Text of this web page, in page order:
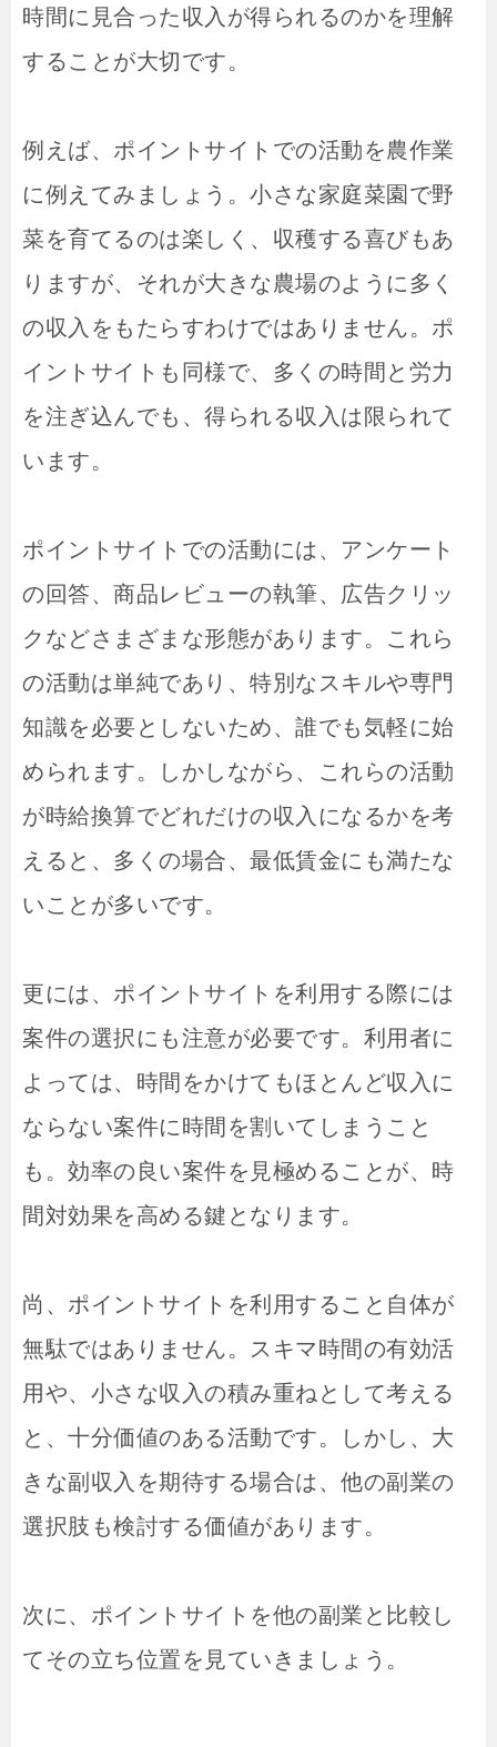
時間に見合った収入が得られるのかを理解
することが大切です。
例えば、ポイントサイトでの活動を農作業
に例えてみましょう。小さな家庭菜園で野
菜を育てるのは楽しく、収穫する喜びもあ
りますが、それが大きな農場のように多く
の収入をもたらすわけではありません。ポ
イントサイトも同様で、多くの時間と労力
を注ぎ込んでも、得られる収入は限られて
います。
ポイントサイトでの活動には、アンケート
の回答、商品レビューの執筆、広告クリッ
クなどさまざまな形態があります。これら
の活動は単純であり、特別なスキルや専門
知識を必要としないため、誰でも気軽に始
められます。しかしながら、これらの活動
が時給換算でどれだけの収入になるかを考
えると、多くの場合、最低賃金にも満たな
いことが多いです。
更には、ポイントサイトを利用する際には
案件の選択にも注意が必要です。利用者に
よっては、時間をかけてもほとんど収入に
ならない案件に時間を割いてしまうこと
も。効率の良い案件を見極めることが、時
間対効果を高める鍵となります。
尚、ポイントサイトを利用すること自体が
無駄ではありません。スキマ時間の有効活
用や、小さな収入の積み重ねとして考える
と、十分価値のある活動です。しかし、大
きな副収入を期待する場合は、他の副業の
選択肢も検討する価値があります。
次に、ポイントサイトを他の副業と比較し
てその立ち位置を見ていきましょう。